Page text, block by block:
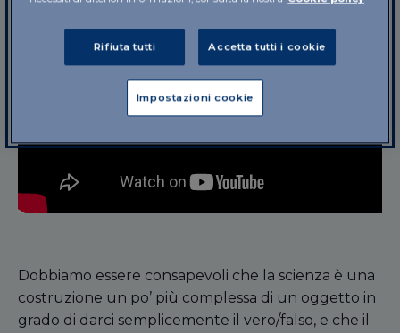
Dobbiamo essere consapevoli che la scienza è una
costruzione un po’ più complessa di un oggetto in
grado di darci semplicemente il vero/falso, e che il
Rifiuta tutti Accetta tutti i cookie
Impostazioni cookie